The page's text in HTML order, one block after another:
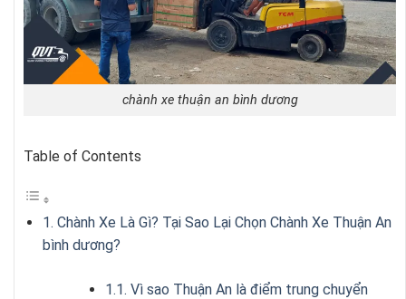
chành xe thuận an bình dương
Table of Contents
1. Chành Xe Là Gì? Tại Sao Lại Chọn Chành Xe Thuận An
bình dương?
1.1. Vì sao Thuận An là điểm trung chuyển